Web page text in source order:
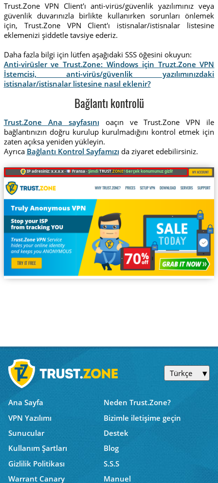
Trust.Zone VPN Client'ı anti-virüs/güvenlik yazılımınız veya
güvenlik duvarınızla birlikte kullanırken sorunları önlemek
için, Trust.Zone VPN Client'ı istisnalar/istisnalar listesine
eklemenizi şiddetle tavsiye ederiz.
Daha fazla bilgi için lütfen aşağıdaki SSS öğesini okuyun:
Anti-virüsler ve Trust.Zone: Windows için Truzt.Zone VPN
İstemcisi, anti-virüs/güvenlik yazılımınızdaki
istisnalar/istisnalar listesine nasıl eklenir?
Bağlantı kontrolü
Trust.Zone Ana sayfasını oaçın ve Trust.Zone VPN ile
bağlantınızın doğru kurulup kurulmadığını kontrol etmek için
zaten açıksa yeniden yükleyin.
Ayrıca Bağlantı Kontrol Sayfamızı da ziyaret edebilirsiniz.
IP adresiniz: x.x.x.x · Fransa ·ŞimdiTRUST.ZONE! Gerçek konumunuz gizli!
Türkçe
Ana Sayfa
Neden Trust.Zone?
VPN Yazılımı
Bizimle iletişime geçin
Sunucular
Destek
Kullanım Şartları
Blog
Gizlilik Politikası
S.S.S
Warrant Canary
Manuel